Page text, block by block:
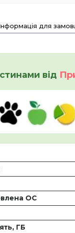
для
від
ОС
ГБ